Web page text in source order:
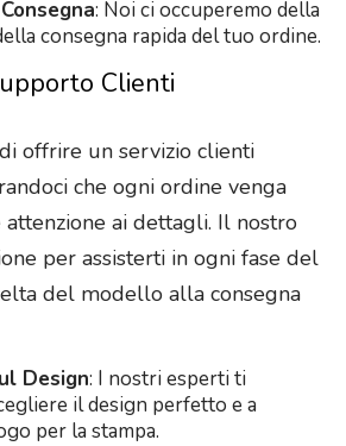
: Noi ci occuperemo della
consegna rapida del tuo ordine.
Clienti
offrire un servizio clienti
che ogni ordine venga
ai dettagli. Il nostro
per assisterti in ogni fase del
del modello alla consegna
Design: I nostri esperti ti
il design perfetto e a
per la stampa.